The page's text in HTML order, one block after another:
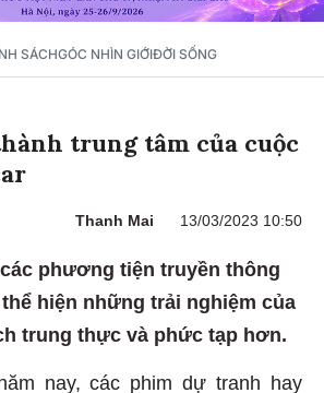
SÁCHGÓC NHÌN GIỚIĐỜI SỐNG
trung tâm của cuộc
Thanh Mai 13/03/2023 10:50
phương tiện truyền thông
hiện những trải nghiệm của
trung thực và phức tạp hơn.
nay, các phim dự tranh hay